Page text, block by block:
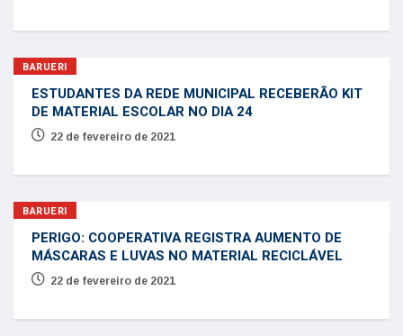
BARUERI
ESTUDANTES DA REDE MUNICIPAL RECEBERÃO KIT
DE MATERIAL ESCOLAR NO DIA 24
22 de fevereiro de 2021
BARUERI
PERIGO: COOPERATIVA REGISTRA AUMENTO DE
MÁSCARAS E LUVAS NO MATERIAL RECICLÁVEL
22 de fevereiro de 2021